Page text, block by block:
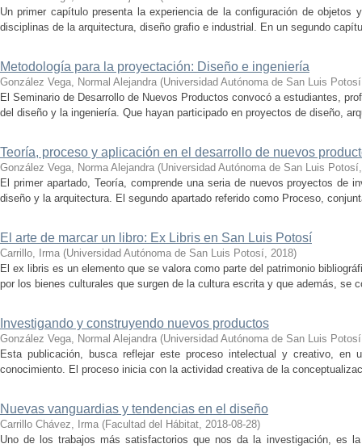
Un primer capí­tulo presenta la experiencia de la configuración de objetos
disciplinas de la arquitectura, diseño grafio e industrial. En un segundo
Metodologí­a para la proyectación: Diseño e ingenierí­a
González Vega, Normal Alejandra (Universidad Autónoma de San Luis Potosí­
El Seminario de Desarrollo de Nuevos Productos convocó a estudiantes,
del diseño y la ingenierí­a. Que hayan participado en proyectos de diseño,
Teoría, proceso y aplicación en el desarrollo de nuevos
González Vega, Norma Alejandra (Universidad Autónoma de San Luis Potosí
El primer apartado, Teoría, comprende una seria de nuevos proyectos de
diseño y la arquitectura. El segundo apartado referido como Proceso,
El arte de marcar un libro: Ex Libris en San Luis Potosí
Carrillo, Irma (Universidad Autónoma de San Luis Potosí, 2018)
El ex libris es un elemento que se valora como parte del patrimonio
por los bienes culturales que surgen de la cultura escrita y que además, se
Investigando y construyendo nuevos productos
González Vega, Normal Alejandra (Universidad Autónoma de San Luis Potosí­
Esta publicación, busca reflejar este proceso intelectual y creativo, en
conocimiento. El proceso inicia con la actividad creativa de la
Nuevas vanguardias y tendencias en el diseño
Carrillo Chávez, Irma (Facultad del Hábitat, 2018-08-28)
Uno de los trabajos más satisfactorios que nos da la investigación, es